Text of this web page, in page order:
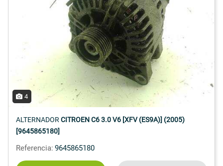
4
ALTERNADOR CITROEN C6 3.0 V6 [XFV (ES9A)] (2005)
[9645865180]
Referencia: 9645865180